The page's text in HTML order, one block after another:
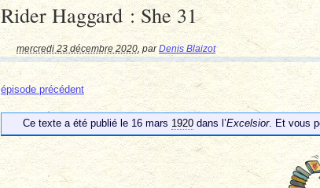
Rider Haggard : She 31
mercredi 23 décembre 2020 ,parDenis Blaizot
épisode précédent
Ce texte a été publié le 16 mars 1920dans l’Excelsior. Et vous